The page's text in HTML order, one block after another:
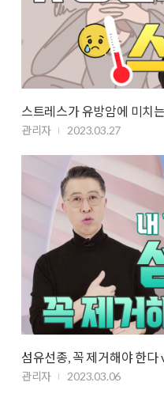
스트레스가 유방암에 미치
관리자 2023.03.27
관리자 2023.03.06